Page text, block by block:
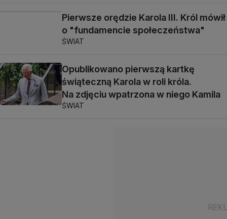
Pierwsze orędzie Karola III. Król mówił
o "fundamencie społeczeństwa"
ŚWIAT
Opublikowano pierwszą kartkę
świąteczną Karola w roli króla.
Na zdjęciu wpatrzona w niego Kamila
ŚWIAT